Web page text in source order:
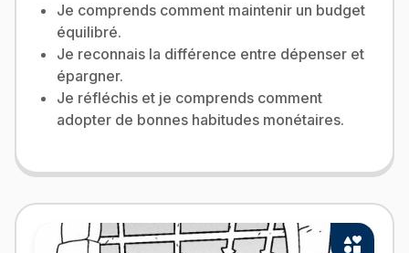
Je comprends comment maintenir un budget
équilibré.
Je reconnais la différence entre dépenser et
épargner.
Je réfléchis et je comprends comment
adopter de bonnes habitudes monétaires.
interests